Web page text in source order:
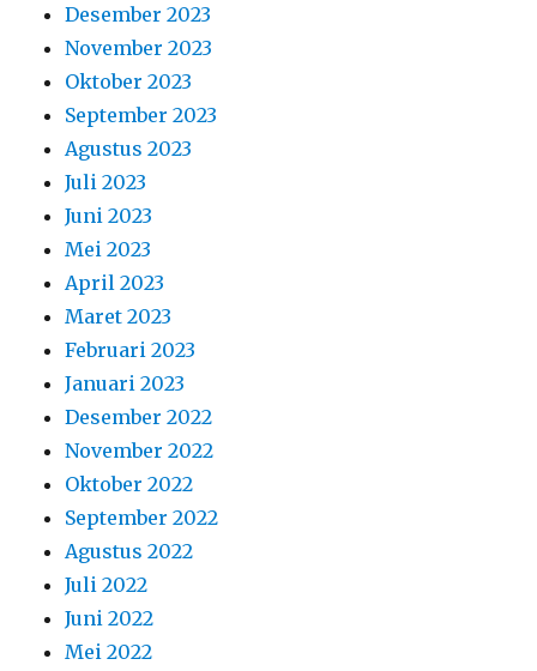
Desember 2023
November 2023
Oktober 2023
September 2023
Agustus 2023
Juli 2023
Juni 2023
Mei 2023
April 2023
Maret 2023
Februari 2023
Januari 2023
Desember 2022
November 2022
Oktober 2022
September 2022
Agustus 2022
Juli 2022
Juni 2022
Mei 2022